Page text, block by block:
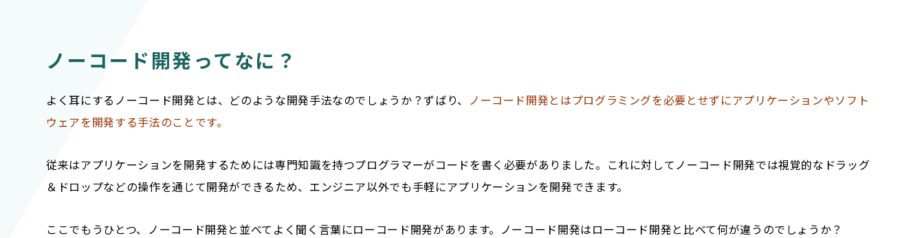
ノーコード開発ってなに？
よく耳にするノーコード開発とは、どのような開発手法なのでしょうか？ずばり、 ノーコード開発とはプログラミングを必要とせずにアプリケーションやソフト
ウェアを開発する手法のことです。
従来はアプリケーションを開発するためには専門知識を持つプログラマーがコードを書く必要がありました。これに対してノーコード開発では視覚的なドラッグ
＆ドロップなどの操作を通じて開発ができるため、エンジニア以外でも手軽にアプリケーションを開発できます。
ここでもうひとつ、ノーコード開発と並べてよく聞く言葉にローコード開発があります。ノーコード開発はローコード開発と比べて何が違うのでしょうか？